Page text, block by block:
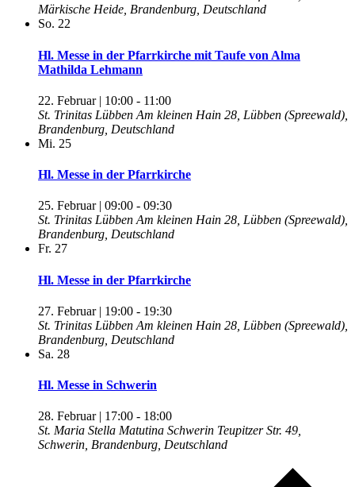
Märkische Heide, Brandenburg, Deutschland
So. 22
Hl. Messe in der Pfarrkirche mit Taufe von Alma
Mathilda Lehmann
22. Februar | 10:00 - 11:00
St. Trinitas Lübben Am kleinen Hain 28, Lübben (Spreewald),
Brandenburg, Deutschland
Mi. 25
Hl. Messe in der Pfarrkirche
25. Februar | 09:00 - 09:30
St. Trinitas Lübben Am kleinen Hain 28, Lübben (Spreewald),
Brandenburg, Deutschland
Fr. 27
Hl. Messe in der Pfarrkirche
27. Februar | 19:00 - 19:30
St. Trinitas Lübben Am kleinen Hain 28, Lübben (Spreewald),
Brandenburg, Deutschland
Sa. 28
Hl. Messe in Schwerin
28. Februar | 17:00 - 18:00
St. Maria Stella Matutina Schwerin Teupitzer Str. 49,
Schwerin, Brandenburg, Deutschland